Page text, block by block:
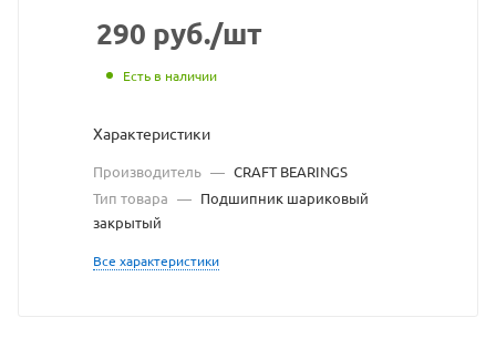
https://
без
разрешения
сайта
290 руб./шт
Есть в наличии
Характеристики
Производитель — CRAFT BEARINGS
Тип товара — Подшипник шариковый
закрытый
Все характеристики